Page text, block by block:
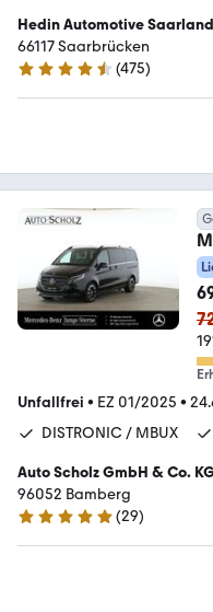
Hedin Automotive
66117 Saarbrücken
4.3 Sterne
(475)
Unfallfrei • EZ 01/2025 •
DISTRONIC / MBUX
Auto Scholz GmbH & Co. KG
96052 Bamberg
4.9 Sterne
(29)